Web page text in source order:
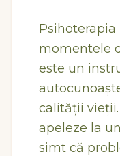
momentele
este un
calității
apeleze la
simt că